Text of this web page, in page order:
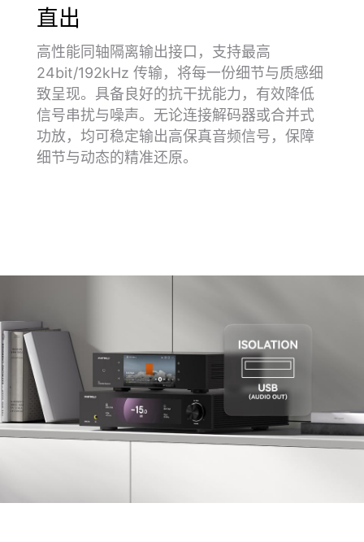
直出
高性能同轴隔离输出接口，支持最高
24bit/192kHz 传输，将每一份细节与质感细
致呈现。具备良好的抗干扰能力，有效降低
信号串扰与噪声。无论连接解码器或合并式
功放，均可稳定输出高保真音频信号，保障
细节与动态的精准还原。